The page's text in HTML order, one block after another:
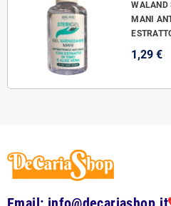
WALAND
MANI
1,29 €